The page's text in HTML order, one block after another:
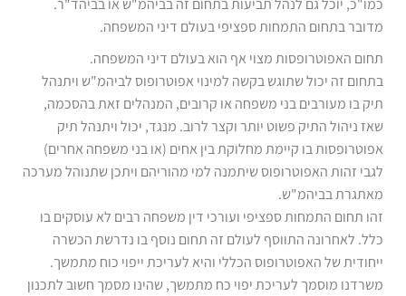
כמו"כ, יוכל גם לנהל תביעות בתחום זה בביהמ"ש או בביהד"ר.
מדובר בתחום התמחות ספציפי בעולם דיני המשפחה.
תחום האפוטרופסות מצוי אף הוא בעולם דיני המשפחה.
בתחום זה יכול שתוגש בקשה למינוי אפוטרופוס לביהמ"ש ויתנהל
תיק בו מעורבים בני משפחה או קרובים, המנהלים זאת בהסכמה,
שאז ניהול התיק פשוט יותר וקצר לרוב. מנגד, יכול ויתנהל תיק
אפוטרופסות בו קיימת מחלוקת בין אחים (או בני משפחה אחרים)
לגבי זהות האפוטרופוס שיתמנה למי מהוריהם ויתכן שתנוהל מערכה
מאתגרת בביהמ"ש.
זהו תחום התמחות ספציפי ועורכי דין משפחה רבים לא עוסקים בו
כלל. לאחרונה התווסף לעולם זה תחום נוסף בו נדרשת הכשרה
ייחודית של האפוטרופוס הכללי והיא לעריכת ייפוי כוח מתמשך.
משרדנו מוסמך לעריכת יפוי כח מתמשך, שהינו מסמך חשוב לתכנון